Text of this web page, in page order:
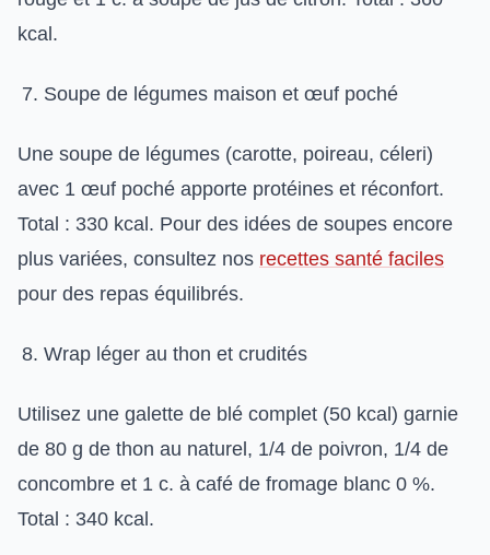
kcal.
Soupe de légumes maison et œuf poché
Une soupe de légumes (carotte, poireau, céleri)
avec 1 œuf poché apporte protéines et réconfort.
Total : 330 kcal. Pour des idées de soupes encore
plus variées, consultez nos recettes santé faciles
pour des repas équilibrés.
Wrap léger au thon et crudités
Utilisez une galette de blé complet (50 kcal) garnie
de 80 g de thon au naturel, 1/4 de poivron, 1/4 de
concombre et 1 c. à café de fromage blanc 0 %.
Total : 340 kcal.